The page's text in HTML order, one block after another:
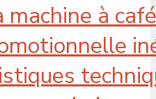
machine à